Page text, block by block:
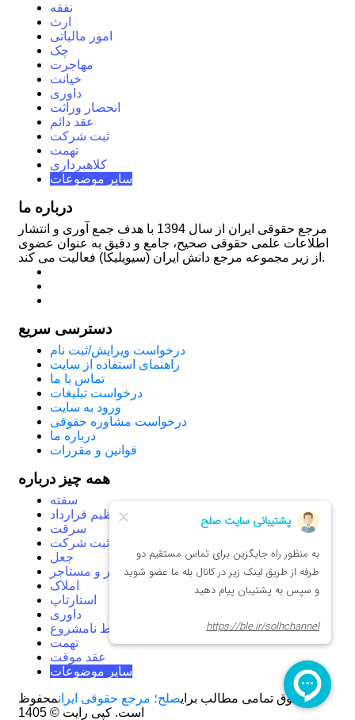
نفقه
ارث
امور مالیاتی
چک
مهاجرت
خیانت
داوری
انحصار وراثت
عقد دائم
ثبت شرکت
تهمت
کلاهبرداری
سایر موضوعات
درباره ما
مرجع حقوقی ایران از سال 1394 با هدف جمع آوری و انتشار
اطلاعات علمی حقوقی صحیح، جامع و دقیق به عنوان عضوی
از زیر مجموعه مرجع دانش ایران (سیویلیکا) فعالیت می کند.
دسترسی سریع
درخواست ویرایش/ثبت نام
راهنمای استفاده از سایت
تماس با ما
درخواست تبلیغات
ورود به سایت
درخواست مشاوره حقوقی
درباره ما
قوانین و مقررات
همه چیز درباره
سفته
تنظیم قرارداد
سرقت
ثبت شرکت
جعل
موجر و مستاجر
املاک
استارتاپ
داوری
روابط نامشروع
تهمت
عقد موقت
سایر موضوعات
حقوق تمامی مطالب برایصلح؛ مرجع حقوقی ایرانمحفوظ
است. کپی رایت © 1405